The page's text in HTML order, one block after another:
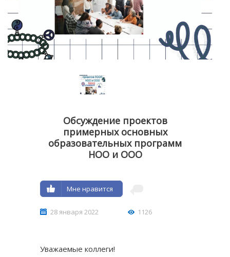
Обсуждение проектов
примерных основных
образовательных программ
НОО и ООО
Мне нравится
28 января 2022 1126
Уважаемые коллеги!